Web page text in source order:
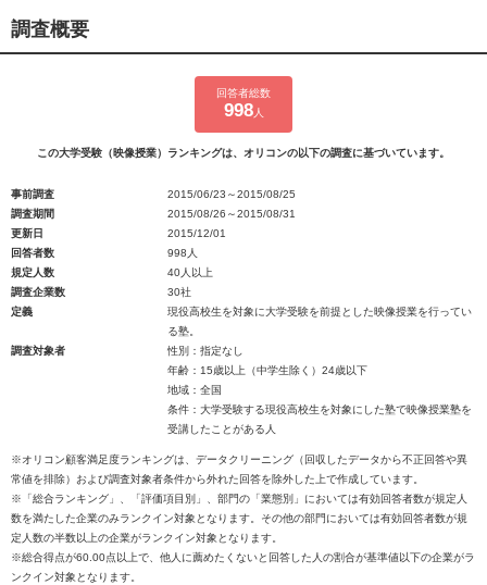
調査概要
回答者総数
998人
この大学受験（映像授業）ランキングは、オリコンの以下の調査に基づいています。
事前調査
2015/06/23～2015/08/25
調査期間
2015/08/26～2015/08/31
更新日
2015/12/01
回答者数
998人
規定人数
40人以上
調査企業数
30社
定義
現役高校生を対象に大学受験を前提とした映像授業を行ってい
る塾。
調査対象者
性別：指定なし
年齢：15歳以上（中学生除く）24歳以下
地域：全国
条件：大学受験する現役高校生を対象にした塾で映像授業塾を
受講したことがある人
※オリコン顧客満足度ランキングは、データクリーニング（回収したデータから不正回答や異
常値を排除）および調査対象者条件から外れた回答を除外した上で作成しています。
※「総合ランキング」、「評価項目別」、部門の「業態別」においては有効回答者数が規定人
数を満たした企業のみランクイン対象となります。その他の部門においては有効回答者数が規
定人数の半数以上の企業がランクイン対象となります。
※総合得点が60.00点以上で、他人に薦めたくないと回答した人の割合が基準値以下の企業がラ
ンクイン対象となります。